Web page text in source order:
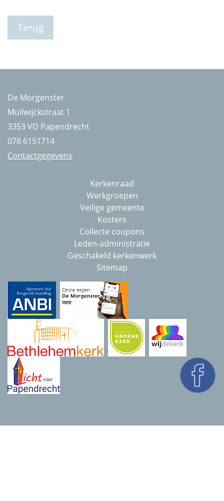
Terug
De Morgenster
Muilwijckstraat 1
3353 VD Papendrecht
078 6151714
Contactgegevens
Kerkenraad
Werkgroepen
Veilige gemeente
Kosters
Collecte coupons
Leden-administratie
Geschakeld kerkenwerk
Sitemap